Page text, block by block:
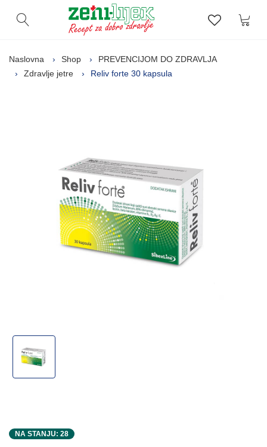
Otvori pretragu Lista
Naslovna Shop
PREVENCIJOM DO ZDRAVLJA
Zdravlje jetre
Reliv forte 30 kapsula
NA STANJU: 28